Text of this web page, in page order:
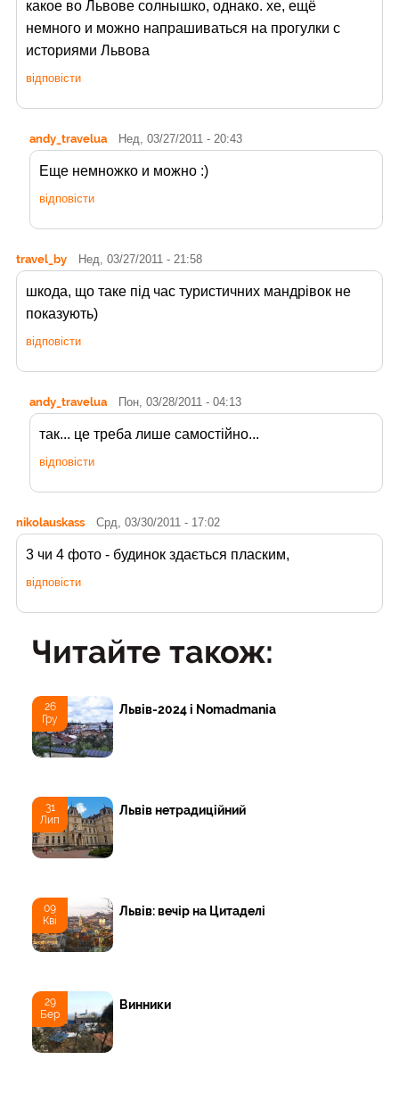
какое во Львове солнышко, однако. хе, ещё
немного и можно напрашиваться на прогулки с
историями Львова
відповісти
andy_travelua Нед, 03/27/2011 - 20:43
Еще немножко и можно :)
відповісти
travel_by Нед, 03/27/2011 - 21:58
шкода, що таке під час туристичних мандрівок не
показують)
відповісти
andy_travelua Пон, 03/28/2011 - 04:13
так... це треба лише самостійно...
відповісти
nikolauskass Срд, 03/30/2011 - 17:02
3 чи 4 фото - будинок здається пласким,
відповісти
Читайте також:
26
Гру
Львів-2024 і Nomadmania
31
Лип
Львів нетрадиційний
09
Кві
Львів: вечір на Цитаделі
29
Бер
Винники